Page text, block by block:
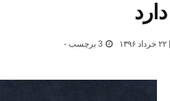
۲۲ خرداد ۱۳۹۶ 3 برچسب -